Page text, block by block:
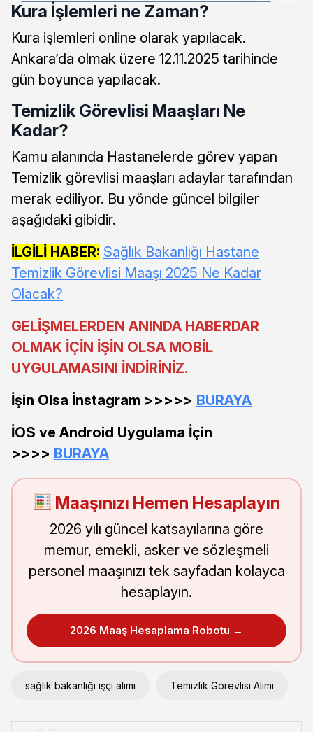
Kura İşlemleri ne Zaman?
Kura işlemleri online olarak yapılacak.
Ankara’da olmak üzere 12.11.2025 tarihinde
gün boyunca yapılacak.
Temizlik Görevlisi Maaşları Ne
Kadar?
Kamu alanında Hastanelerde görev yapan
Temizlik görevlisi maaşları adaylar tarafından
merak ediliyor. Bu yönde güncel bilgiler
aşağıdaki gibidir.
İLGİLİ HABER: Sağlık Bakanlığı Hastane
Temizlik Görevlisi Maaşı 2025 Ne Kadar
Olacak?
GELİŞMELERDEN ANINDA HABERDAR
OLMAK İÇİN İŞİN OLSA MOBİL
UYGULAMASINI İNDİRİNİZ.
İşin Olsa İnstagram >>>>> BURAYA
İOS ve Android Uygulama İçin
>>>> BURAYA
Maaşınızı Hemen Hesaplayın
2026 yılı güncel katsayılarına göre
memur, emekli, asker ve sözleşmeli
personel maaşınızı tek sayfadan kolayca
hesaplayın.
2026 Maaş Hesaplama Robotu →
sağlık bakanlığı işçi alımı Temizlik Görevlisi Alımı